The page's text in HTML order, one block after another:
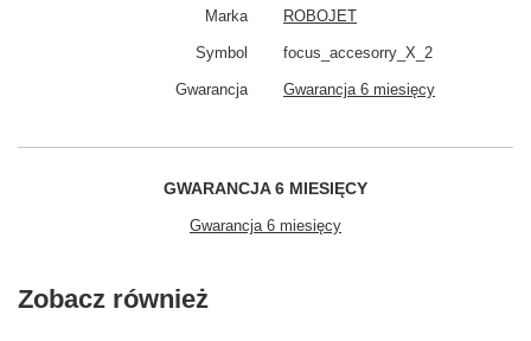
Marka ROBOJET
Symbol focus_accesorry_X_2
Gwarancja Gwarancja 6 miesięcy
GWARANCJA 6 MIESIĘCY
Gwarancja 6 miesięcy
Zobacz również